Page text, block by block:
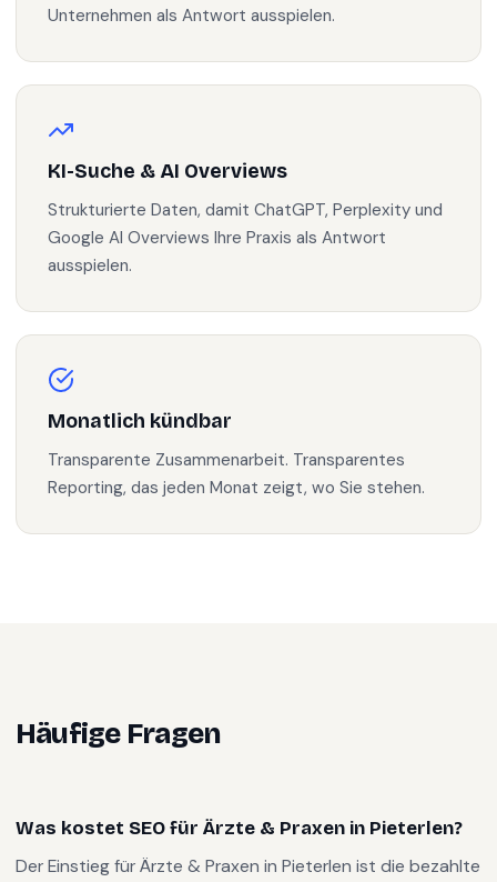
Unternehmen als Antwort ausspielen.
KI-Suche & AI Overviews
Strukturierte Daten, damit ChatGPT, Perplexity und
Google AI Overviews Ihre Praxis als Antwort
ausspielen.
Monatlich kündbar
Transparente Zusammenarbeit. Transparentes
Reporting, das jeden Monat zeigt, wo Sie stehen.
Häufige Fragen
Was kostet SEO für Ärzte & Praxen in Pieterlen?
Der Einstieg für Ärzte & Praxen in Pieterlen ist die bezahlte